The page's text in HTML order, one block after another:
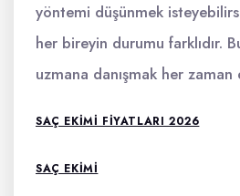
yöntemi düşünmek
her bireyin durumu farklıdır.
uzmana danışmak her zaman
SAÇ EKIMI FIYATLARI 2026
SAÇ EKIMI